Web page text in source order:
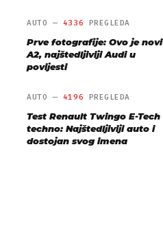
AUTO — 4336 PREGLEDA
Prve fotografije: Ovo je novi
A2, najštedljiviji Audi u
povijesti
AUTO — 4196 PREGLEDA
Test Renault Twingo E-Tech
techno: Najštedljiviji auto i
dostojan svog imena